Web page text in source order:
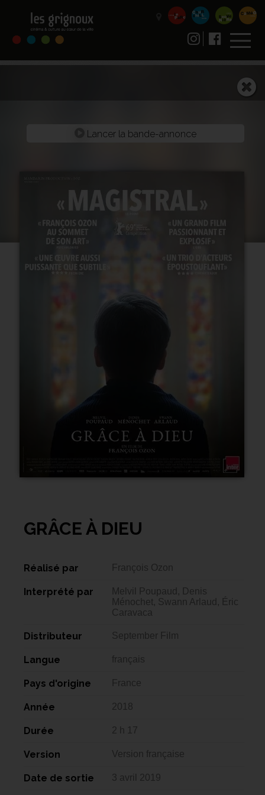
Lancer la bande-annonce
GRÂCE À DIEU
Réalisé par François Ozon
Interprété par
Melvil Poupaud, Denis
Ménochet, Swann Arlaud, Éric
Caravaca
Distributeur September Film
Langue français
Pays d'origine France
Année 2018
Durée 2 h 17
Version Version française
Date de sortie 3 avril 2019